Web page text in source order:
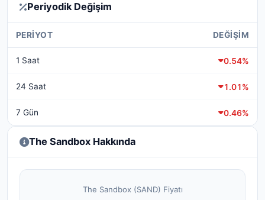
Periyodik Değişim
PERIYOT DEĞIŞIM
1 Saat 0.54%
24 Saat 1.01%
7 Gün 0.46%
The Sandbox Hakkında
The Sandbox (SAND) Fiyatı